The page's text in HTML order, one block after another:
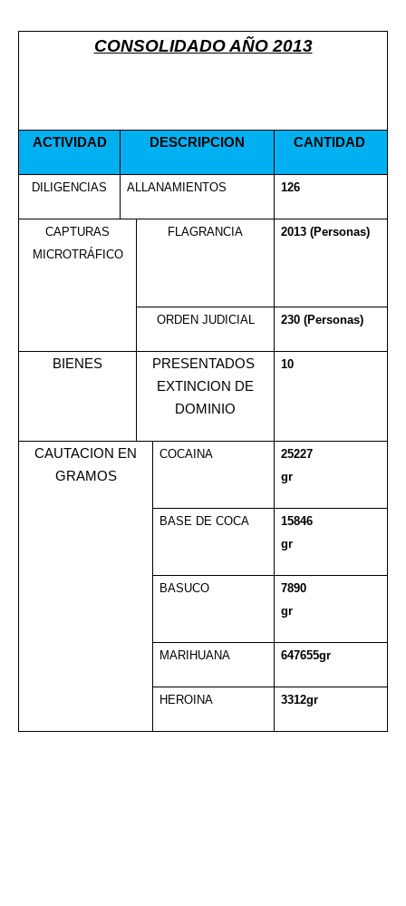
CONSOLIDADO AÑO 2013
ACTIVIDAD DESCRIPCION CANTIDAD
DILIGENCIAS ALLANAMIENTOS 126
CAPTURAS
MICROTRÁFICO
FLAGRANCIA 2013 (Personas)
ORDEN JUDICIAL 230 (Personas)
BIENES
PRESENTADOS
EXTINCION DE
DOMINIO
10
CAUTACION EN
GRAMOS
COCAINA
25227
gr
BASE DE COCA
15846
gr
BASUCO
7890
gr
MARIHUANA 647655gr
HEROINA 3312gr